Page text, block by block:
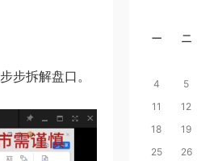
步步拆解盘口。
一 二
4
5
11
12
18
19
25
26